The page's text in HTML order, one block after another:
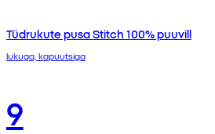
Tüdrukute pusa Stitch 100% puuvill
lukuga, kapuutsiga
9